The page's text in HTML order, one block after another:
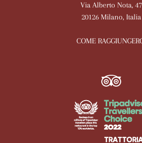
Via Alberto Nota, 47
20126 Milano, Italia
COME